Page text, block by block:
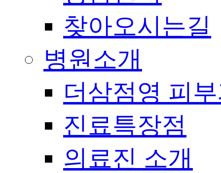
찾아오시는길
병원소개
더삼점영 피
진료특장점
의료진 소개